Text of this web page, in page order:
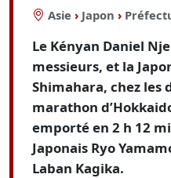
Asie › Japon ›
Le Kényan Daniel
messieurs, et la
Shimahara, chez les
marathon
emporté en 2 h 12
Japonais Ryo
Laban Kagika.